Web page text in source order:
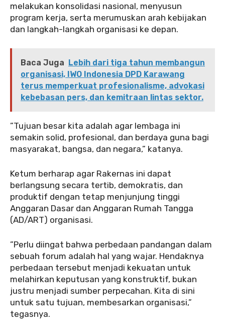
melakukan konsolidasi nasional, menyusun
program kerja, serta merumuskan arah kebijakan
dan langkah-langkah organisasi ke depan.
Baca Juga Lebih dari tiga tahun membangun
organisasi, IWO Indonesia DPD Karawang
terus memperkuat profesionalisme, advokasi
kebebasan pers, dan kemitraan lintas sektor.
‎‎”Tujuan besar kita adalah agar lembaga ini
semakin solid, profesional, dan berdaya guna bagi
masyarakat, bangsa, dan negara,” katanya.
‎‎Ketum berharap agar Rakernas ini dapat
berlangsung secara tertib, demokratis, dan
produktif dengan tetap menjunjung tinggi
Anggaran Dasar dan Anggaran Rumah Tangga
(AD/ART) organisasi.
‎‎”Perlu diingat bahwa perbedaan pandangan dalam
sebuah forum adalah hal yang wajar. Hendaknya
perbedaan tersebut menjadi kekuatan untuk
melahirkan keputusan yang konstruktif, bukan
justru menjadi sumber perpecahan. Kita di sini
untuk satu tujuan, membesarkan organisasi,”
tegasnya.